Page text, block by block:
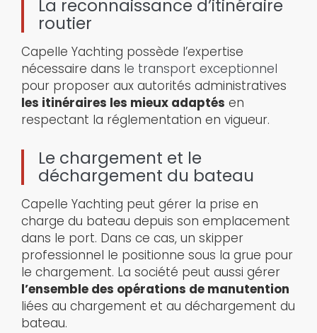
La reconnaissance d’itinéraire
routier
Capelle Yachting possède l’expertise
nécessaire dans le transport exceptionnel
pour proposer aux autorités administratives
les itinéraires les mieux adaptés en
respectant la réglementation en vigueur.
Le chargement et le
déchargement du bateau
Capelle Yachting peut gérer la prise en
charge du bateau depuis son emplacement
dans le port. Dans ce cas, un skipper
professionnel le positionne sous la grue pour
le chargement. La société peut aussi gérer
l’ensemble des opérations de manutention
liées au chargement et au déchargement du
bateau.